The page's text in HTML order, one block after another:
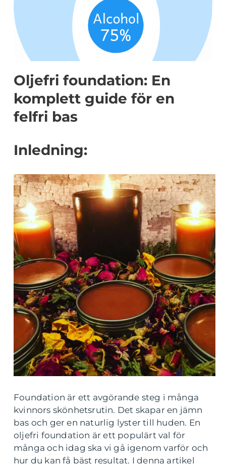
Oljefri foundation: En
komplett guide för en
felfri bas
Inledning:
Foundation är ett avgörande steg i många
kvinnors skönhetsrutin. Det skapar en jämn
bas och ger en naturlig lyster till huden. En
oljefri foundation är ett populärt val för
många och idag ska vi gå igenom varför och
hur du kan få bäst resultat. I denna artikel